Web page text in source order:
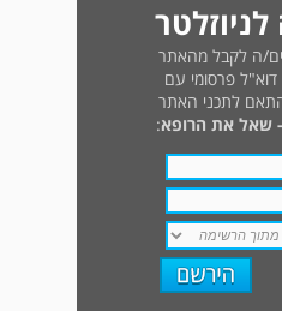
ה לקבל מהאתר
דוא"ל פרסומי עם
לתכני האתר
: